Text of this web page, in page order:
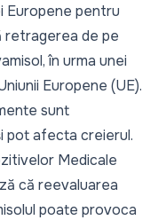
Europene pentru
retragerea de pe
, în urma unei
Europene (UE).
sunt
pot afecta creierul.
Medicale
că reevaluarea
poate provoca